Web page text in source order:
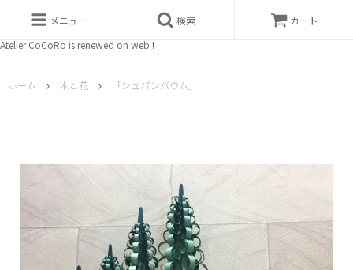
Atelier CoCoRo is renewed on web !
メニュー 検索 カート
ホーム 木と花 「シュパンバウム」